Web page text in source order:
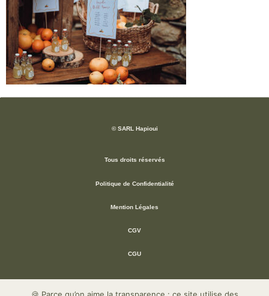
© SARL Hapioui
Tous droits réservés
Politique de Confidentialité
Mention Légales
CGV
CGU